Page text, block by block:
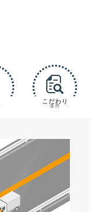
こだわり
条件